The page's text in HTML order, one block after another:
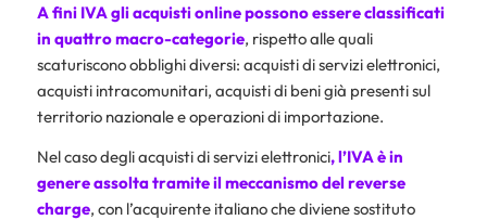
A fini IVA gli acquisti online possono essere classificati
in quattro macro-categorie, rispetto alle quali
scaturiscono obblighi diversi: acquisti di servizi elettronici,
acquisti intracomunitari, acquisti di beni già presenti sul
territorio nazionale e operazioni di importazione.
Nel caso degli acquisti di servizi elettronici, l’IVA è in
genere assolta tramite il meccanismo delreverse
charge, con l’acquirente italiano che diviene sostituto